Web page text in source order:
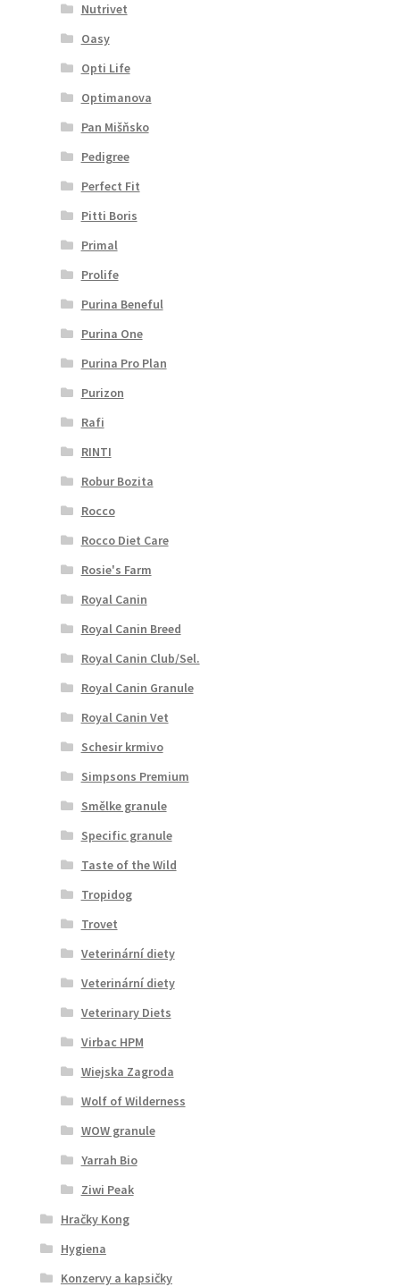
Nutrivet
Oasy
Opti Life
Optimanova
Pan Mišňsko
Pedigree
Perfect Fit
Pitti Boris
Primal
Prolife
Purina Beneful
Purina One
Purina Pro Plan
Purizon
Rafi
RINTI
Robur Bozita
Rocco
Rocco Diet Care
Rosie's Farm
Royal Canin
Royal Canin Breed
Royal Canin Club/Sel.
Royal Canin Granule
Royal Canin Vet
Schesir krmivo
Simpsons Premium
Smělke granule
Specific granule
Taste of the Wild
Tropidog
Trovet
Veterinární diety
Veterinární diety
Veterinary Diets
Virbac HPM
Wiejska Zagroda
Wolf of Wilderness
WOW granule
Yarrah Bio
Ziwi Peak
Hračky Kong
Hygiena
Konzervy a kapsičky